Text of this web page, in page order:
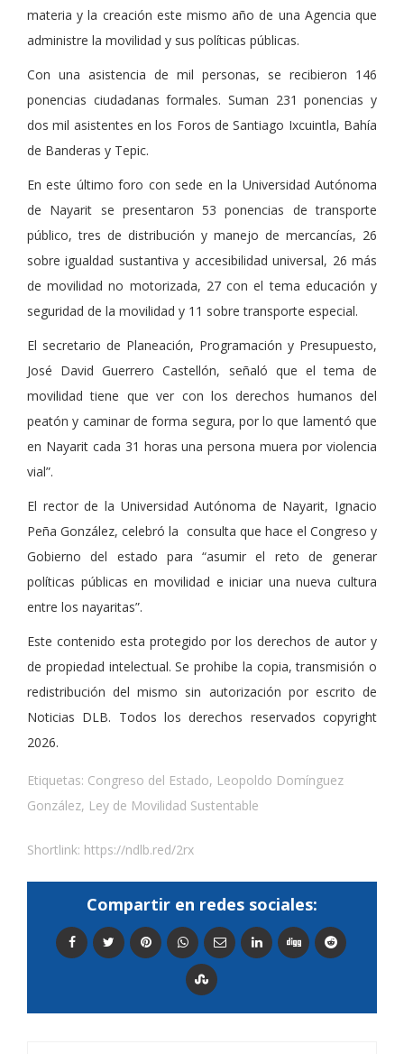
materia y la creación este mismo año de una Agencia que
administre la movilidad y sus políticas públicas.
Con una asistencia de mil personas, se recibieron 146
ponencias ciudadanas formales. Suman 231 ponencias y
dos mil asistentes en los Foros de Santiago Ixcuintla, Bahía
de Banderas y Tepic.
En este último foro con sede en la Universidad Autónoma
de Nayarit se presentaron 53 ponencias de transporte
público, tres de distribución y manejo de mercancías, 26
sobre igualdad sustantiva y accesibilidad universal, 26 más
de movilidad no motorizada, 27 con el tema educación y
seguridad de la movilidad y 11 sobre transporte especial.
El secretario de Planeación, Programación y Presupuesto,
José David Guerrero Castellón, señaló que el tema de
movilidad tiene que ver con los derechos humanos del
peatón y caminar de forma segura, por lo que lamentó que
en Nayarit cada 31 horas una persona muera por violencia
vial”.
El rector de la Universidad Autónoma de Nayarit, Ignacio
Peña González, celebró la consulta que hace el Congreso y
Gobierno del estado para “asumir el reto de generar
políticas públicas en movilidad e iniciar una nueva cultura
entre los nayaritas”.
Este contenido esta protegido por los derechos de autor y
de propiedad intelectual. Se prohibe la copia, transmisión o
redistribución del mismo sin autorización por escrito de
Noticias DLB. Todos los derechos reservados copyright
2026.
Etiquetas: Congreso del Estado, Leopoldo Domínguez
González, Ley de Movilidad Sustentable
Shortlink: https://ndlb.red/2rx
Compartir en redes sociales: